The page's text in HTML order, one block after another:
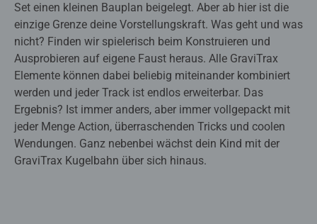
Set einen kleinen Bauplan beigelegt. Aber ab hier ist die
einzige Grenze deine Vorstellungskraft. Was geht und was
nicht? Finden wir spielerisch beim Konstruieren und
Ausprobieren auf eigene Faust heraus. Alle GraviTrax
Elemente können dabei beliebig miteinander kombiniert
werden und jeder Track ist endlos erweiterbar. Das
Ergebnis? Ist immer anders, aber immer vollgepackt mit
jeder Menge Action, überraschenden Tricks und coolen
Wendungen. Ganz nebenbei wächst dein Kind mit der
GraviTrax Kugelbahn über sich hinaus.